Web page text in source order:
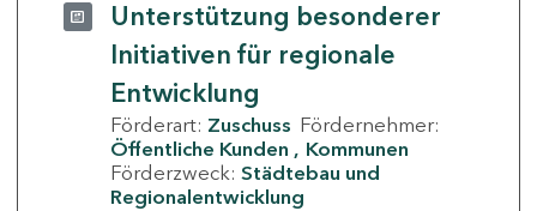
Unterstützung besonderer
Initiativen für regionale
Entwicklung
Förderart: Zuschuss Fördernehmer:
Öffentliche Kunden
Kommunen
Förderzweck: Städtebau und
Regionalentwicklung